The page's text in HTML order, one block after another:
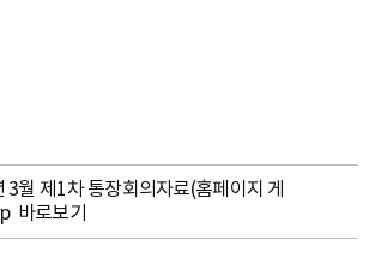
3월 제1차 통장회의자료(홈페이지 게
바로보기